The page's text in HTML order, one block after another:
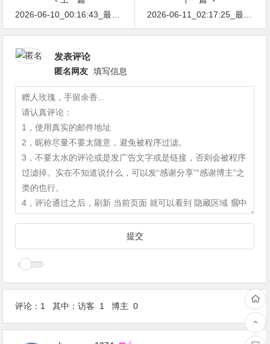
2026-06-10_00:16:43_最新网络节点地址免费分享…不定期更新…开放免费分享（网络免费节点香港|日本|韩国|新加坡|台湾|马来西亚|…
2026-06-11_02:17:25_最新网络节点地址免费分享…不定期更新…开放免费分享（网络免费节点香港|日本|韩国|新加坡|台湾|马来西亚|…
发表评论
匿名网友 填写信息
评论：1 其中：访客 1 博主 0
4 1